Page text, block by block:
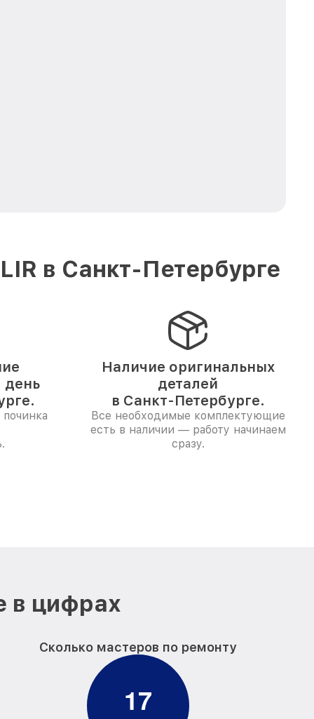
в Санкт-Петербурге
день
Наличие оригинальных
деталей
в Санкт-Петербурге.
Все необходимые комплектующие
есть в наличии — работу начинаем
сразу.
в цифрах
Сколько мастеров по ремонту
17